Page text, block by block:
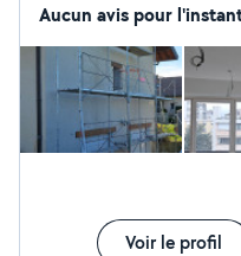
Aucun avis pour
Voir le profil